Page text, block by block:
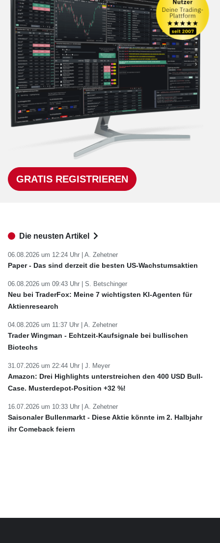
GRATIS REGISTRIEREN
Die neusten Artikel
06.08.2026 um 12:24 Uhr | A. Zehetner
Paper - Das sind derzeit die besten US-Wachstumsaktien
06.08.2026 um 09:43 Uhr | S. Betschinger
Neu bei TraderFox: Meine 7 wichtigsten KI-Agenten für
Aktienresearch
04.08.2026 um 11:37 Uhr | A. Zehetner
Trader Wingman - Echtzeit-Kaufsignale bei bullischen
Biotechs
31.07.2026 um 22:44 Uhr | J. Meyer
Amazon: Drei Highlights unterstreichen den 400 USD Bull-
Case. Musterdepot-Position +32 %!
16.07.2026 um 10:33 Uhr | A. Zehetner
Saisonaler Bullenmarkt - Diese Aktie könnte im 2. Halbjahr
ihr Comeback feiern